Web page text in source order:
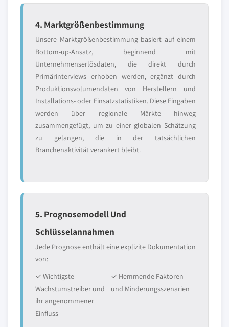
4. Marktgrößenbestimmung
Unsere Marktgrößenbestimmung basiert auf einem
Bottom-up-Ansatz, beginnend mit
Unternehmenserlösdaten, die direkt durch
Primärinterviews erhoben werden, ergänzt durch
Produktionsvolumendaten von Herstellern und
Installations- oder Einsatzstatistiken. Diese Eingaben
werden über regionale Märkte hinweg
zusammengefügt, um zu einer globalen Schätzung
zu gelangen, die in der tatsächlichen
Branchenaktivität verankert bleibt.
5. Prognosemodell Und
Schlüsselannahmen
Jede Prognose enthält eine explizite Dokumentation
von:
✓ Wichtigste
Wachstumstreiber und
ihr angenommener
Einfluss
✓ Hemmende Faktoren
und Minderungsszenarien